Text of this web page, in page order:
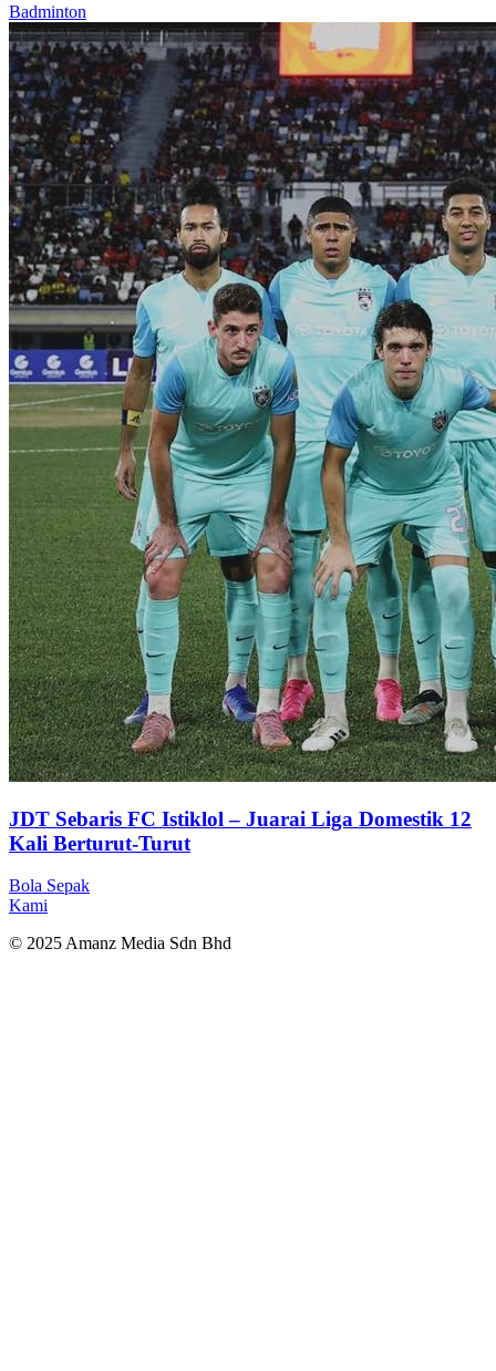
Badminton
JDT Sebaris FC Istiklol – Juarai Liga Domestik 12
Kali Berturut-Turut
Bola Sepak
Kami
© 2025 Amanz Media Sdn Bhd